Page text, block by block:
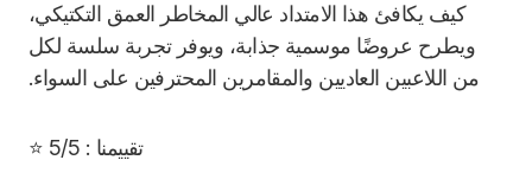
كيف يكافئ هذا الامتداد عالي المخاطر العمق التكتيكي،
ويطرح عروضًا موسمية جذابة، ويوفر تجربة سلسة لكل
من اللاعبين العاديين والمقامرين المحترفين على السواء.
تقييمنا : 5/5 ⭐